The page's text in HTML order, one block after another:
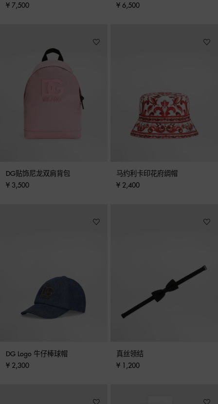
¥ 7,500
¥ 6,500
DG贴饰尼龙双肩背包
¥ 3,500
马约利卡印花府绸帽
¥ 2,400
DG Logo 牛仔棒球帽
¥ 2,300
真丝领结
¥ 1,200